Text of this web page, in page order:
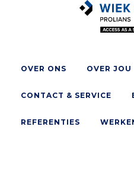
OVER ONS OVER JOU
CONTACT & SERVICE
REFERENTIES